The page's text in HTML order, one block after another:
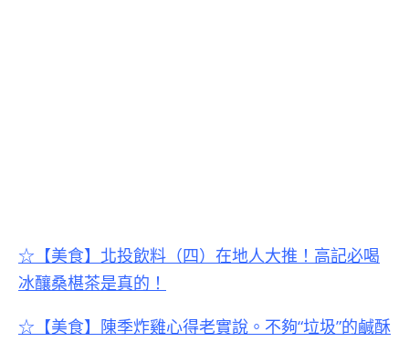
☆【美食】 北投飲料（四） 在地人大推！高記必喝
冰釀桑椹茶是真的！
☆【美食】陳季炸雞心得老實說。不夠“垃圾”的鹹酥